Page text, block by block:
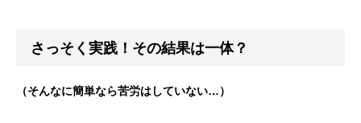
さっそく実践！その結果は一体？
（そんなに簡単なら苦労はしていない…）